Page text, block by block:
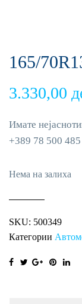
165/
3.330,00
Имате
+389 78 500 485
Нема на залиха
SKU: 500349
Категории